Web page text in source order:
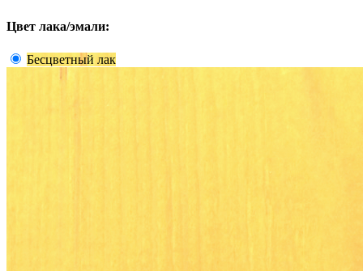
Цвет лака/эмали:
Бесцветный лак